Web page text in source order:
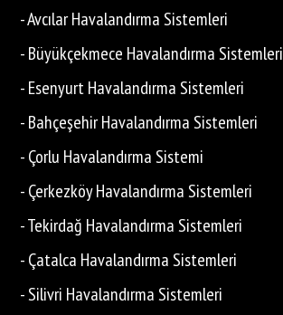
- Avcılar Havalandırma Sistemleri
- Büyükçekmece Havalandırma Sistemleri
- Esenyurt Havalandırma Sistemleri
- Bahçeşehir Havalandırma Sistemleri
- Çorlu Havalandırma Sistemi
- Çerkezköy Havalandırma Sistemleri
- Tekirdağ Havalandırma Sistemleri
- Çatalca Havalandırma Sistemleri
- Silivri Havalandırma Sistemleri